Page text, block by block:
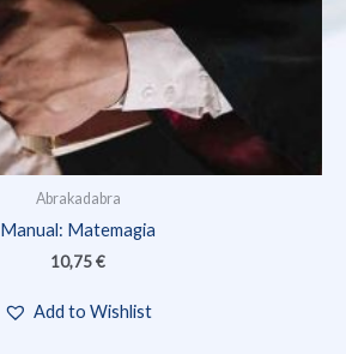
Abrakadabra
Manual: Matemagia
10,75€
Add to Wishlist